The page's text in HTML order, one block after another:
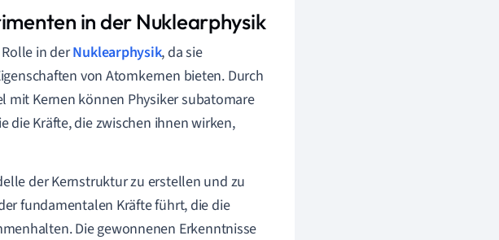
in der Nuklearphysik
in derNuklearphysik, da sie
von Atomkernen bieten. Durch
mit Kernen können Physiker subatomare
Kräfte, die zwischen ihnen wirken,
der Kernstruktur zu erstellen und zu
fundamentalen Kräfte führt, die die
Die gewonnenen Erkenntnisse